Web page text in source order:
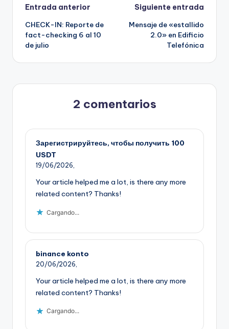
Navegación
de
entradas
Entrada anterior
CHECK-IN: Reporte de
fact-checking 6 al 10
de julio
Siguiente entrada
Mensaje de «estallido
2.0» en Edificio
Telefónica
2 comentarios
Зарегистрируйтесь, чтобы получить 100
USDT
19/06/2026,
Your article helped me a lot, is there any more
related content? Thanks!
Cargando...
binance konto
20/06/2026,
Your article helped me a lot, is there any more
related content? Thanks!
Cargando...